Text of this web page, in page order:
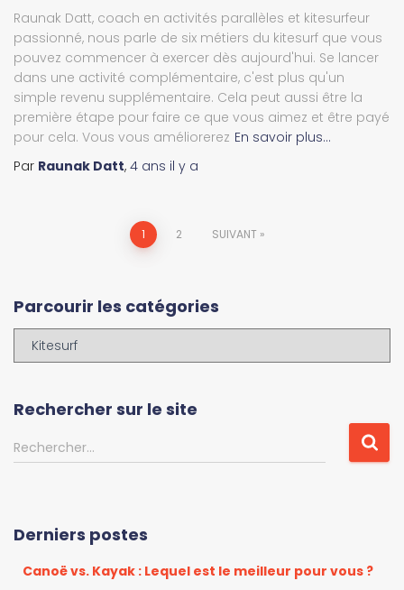
Raunak Datt, coach en activités parallèles et kitesurfeur
passionné, nous parle de six métiers du kitesurf que vous
pouvez commencer à exercer dès aujourd'hui. Se lancer
dans une activité complémentaire, c'est plus qu'un
simple revenu supplémentaire. Cela peut aussi être la
première étape pour faire ce que vous aimez et être payé
pour cela. Vous vous améliorerez En savoir plus…
Par Raunak Datt, 4 ans il y a
Navigation
articles
1 2 SUIVANT
Parcourir les catégories
o
r
e
Rechercher sur le site
R
e
r
Rechercher…
Derniers postes
Canoë vs. Kayak : Lequel est le meilleur pour vous ?